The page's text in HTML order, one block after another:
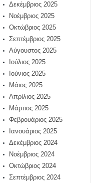
Δεκέμβριος 2025
Νοέμβριος 2025
Οκτώβριος 2025
Σεπτέμβριος 2025
Αύγουστος 2025
Ιούλιος 2025
Ιούνιος 2025
Μάιος 2025
Απρίλιος 2025
Μάρτιος 2025
Φεβρουάριος 2025
Ιανουάριος 2025
Δεκέμβριος 2024
Νοέμβριος 2024
Οκτώβριος 2024
Σεπτέμβριος 2024